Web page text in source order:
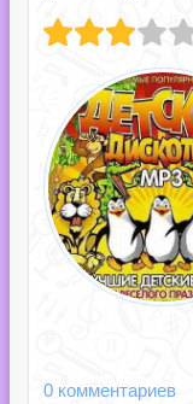
0 комментариев